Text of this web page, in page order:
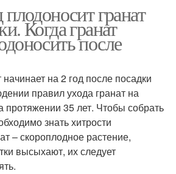
гранат
Когда гранат
после
на 2 год после посадки
правил ухода гранат на
протяжении 35 лет. Чтобы собрать
знать хитрости
– скороплодное растение,
высыхают, их следует